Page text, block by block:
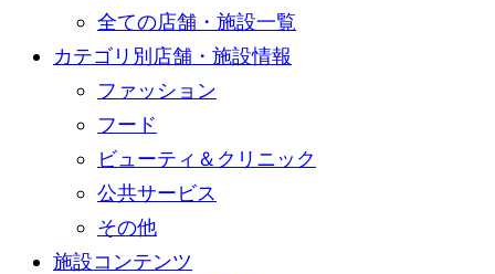
全ての店舗・施設一覧
カテゴリ別店舗・施設情報
ファッション
フード
ビューティ＆クリニック
公共サービス
その他
施設コンテンツ